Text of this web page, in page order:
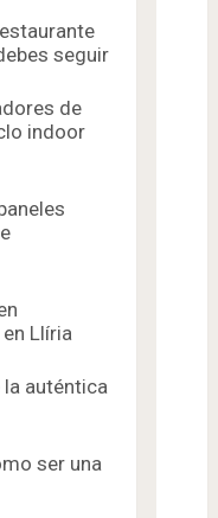
seguir
de
indoor
Llíria
auténtica
ser una